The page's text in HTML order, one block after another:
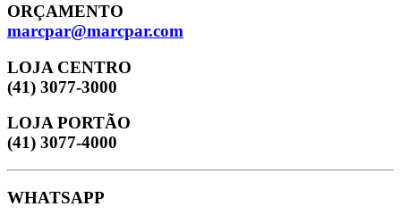
ORÇAMENTO
marcpar@marcpar.com
LOJA CENTRO
(41) 3077-3000
LOJA PORTÃO
(41) 3077-4000
WHATSAPP